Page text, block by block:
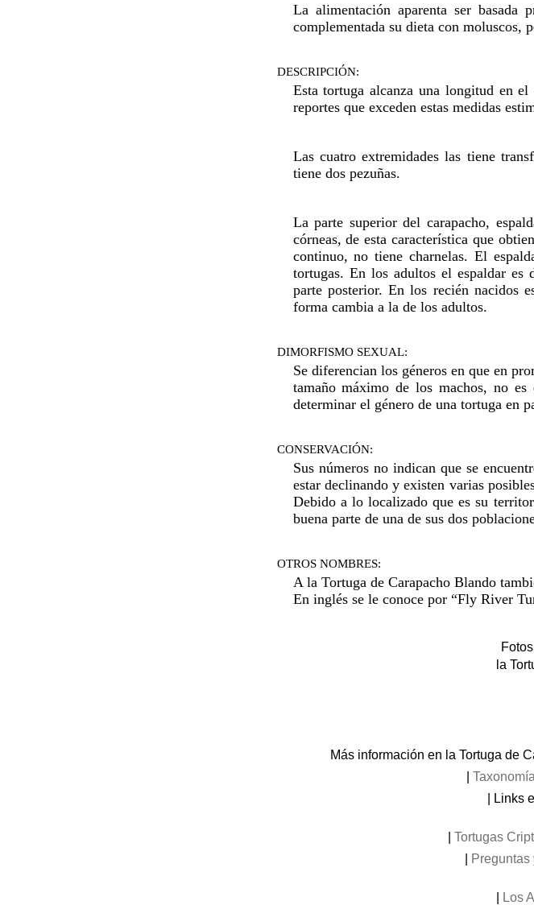
La alimentación aparenta ser basada
complementada su dieta con moluscos,
DESCRIPCIÓN:
Esta tortuga alcanza una longitud en
reportes que exceden estas medidas
Las cuatro extremidades las tiene
tiene dos pezuñas.
La parte superior del carapacho,
córneas, de esta característica que
continuo, no tiene charnelas. El
tortugas. En los adultos el espaldar
parte posterior. En los recién nacidos
forma cambia a la de los adultos.
DIMORFISMO SEXUAL:
Se diferencian los géneros en que en
tamaño máximo de los machos, no
determinar el género de una tortuga en
CONSERVACIÓN:
Sus números no indican que se
estar declinando y existen varias
Debido a lo localizado que es su
buena parte de una de sus dos
OTROS NOMBRES:
A la Tortuga de Carapacho Blando
En inglés se le conoce por “Fly River
la
Más información en la Tortuga de
Taxonomía
| Links
Tortugas
Los